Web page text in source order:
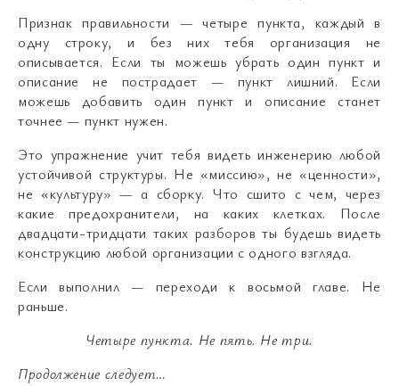
Признак правильности — четыре пункта, каждый в
одну строку, и без них тебя организация не
описывается. Если ты можешь убрать один пункт и
описание не пострадает — пункт лишний. Если
можешь добавить один пункт и описание станет
точнее — пункт нужен.
Это упражнение учит тебя видеть инженерию любой
устойчивой структуры. Не «миссию», не «ценности»,
не «культуру» — а сборку. Что сшито с чем, через
какие предохранители, на каких клетках. После
двадцати-тридцати таких разборов ты будешь видеть
конструкцию любой организации с одного взгляда.
Если выполнил — переходи к восьмой главе. Не
раньше.
Четыре пункта. Не пять. Не три.
Продолжение следует…